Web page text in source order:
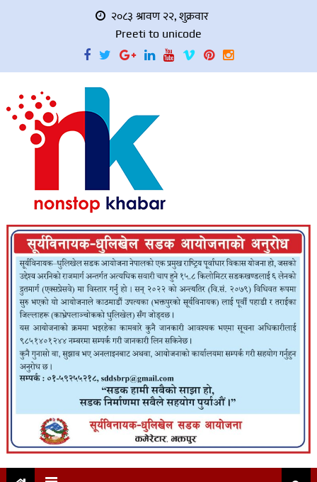
२०८३ श्रावण २२, शुक्रवार
Preeti to unicode